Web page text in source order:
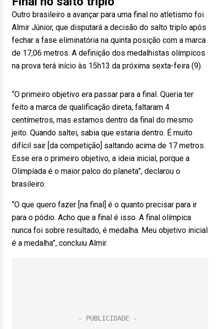
Outro brasileiro a avançar para uma final no atletismo foi
Almir Júnior, que disputará a decisão do salto triplo após
fechar a fase eliminatória na quinta posição com a marca
de 17,06 metros. A definição dos medalhistas olímpicos
na prova terá início às 15h13 da próxima sexta-feira (9).
“O primeiro objetivo era passar para a final. Queria ter
feito a marca de qualificação direta, faltaram 4
centímetros, mas estamos dentro da final do mesmo
jeito. Quando saltei, sabia que estaria dentro. É muito
difícil sair [da competição] saltando acima de 17 metros.
Esse era o primeiro objetivo, a ideia inicial, porque a
Olimpíada é o maior palco do planeta”, declarou o
brasileiro.
“O que quero fazer [na final] é o quanto precisar para ir
para o pódio. Acho que a final é isso. A final olímpica
nunca foi sobre resultado, é medalha. Meu objetivo inicial
é a medalha”, concluiu Almir.